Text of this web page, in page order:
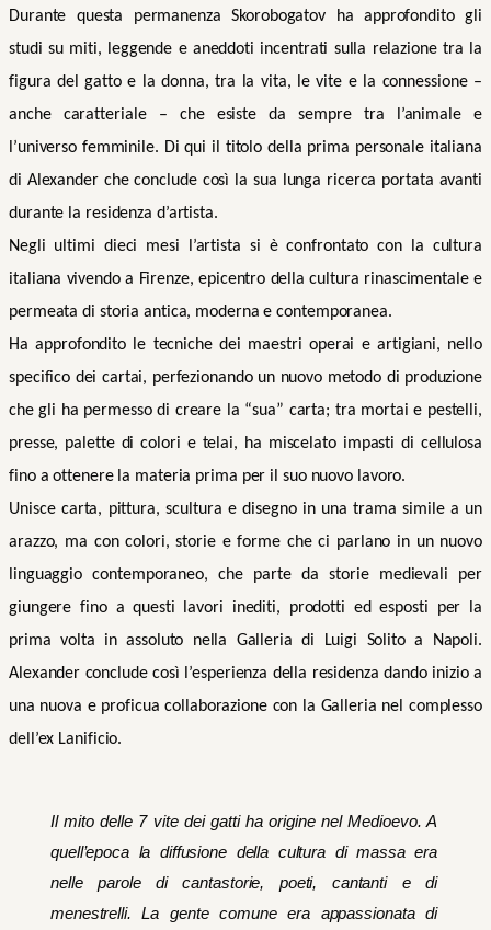
Durante questa permanenza Skorobogatov ha approfondito gli
studi su miti, leggende e aneddoti incentrati sulla relazione tra la
figura del gatto e la donna, tra la vita, le vite e la connessione –
anche caratteriale – che esiste da sempre tra l’animale e
l’universo femminile. Di qui il titolo della prima personale italiana
di Alexander che conclude così la sua lunga ricerca portata avanti
durante la residenza d’artista.
Negli ultimi dieci mesi l’artista si è confrontato con la cultura
italiana vivendo a Firenze, epicentro della cultura rinascimentale e
permeata di storia antica, moderna e contemporanea.
Ha approfondito le tecniche dei maestri operai e artigiani, nello
specifico dei cartai, perfezionando un nuovo metodo di produzione
che gli ha permesso di creare la “sua” carta; tra mortai e pestelli,
presse, palette di colori e telai, ha miscelato impasti di cellulosa
fino a ottenere la materia prima per il suo nuovo lavoro.
Unisce carta, pittura, scultura e disegno in una trama simile a un
arazzo, ma con colori, storie e forme che ci parlano in un nuovo
linguaggio contemporaneo, che parte da storie medievali per
giungere fino a questi lavori inediti, prodotti ed esposti per la
prima volta in assoluto nella Galleria di Luigi Solito a Napoli.
Alexander conclude così l’esperienza della residenza dando inizio a
una nuova e proficua collaborazione con la Galleria nel complesso
dell’ex Lanificio.
Il mito delle 7 vite dei gatti ha origine nel Medioevo. A
quell’epoca la diffusione della cultura di massa era
nelle parole di cantastorie, poeti, cantanti e di
menestrelli. La gente comune era appassionata di